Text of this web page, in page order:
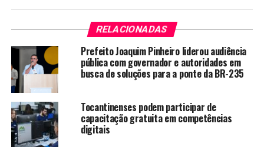
RELACIONADAS
Prefeito Joaquim Pinheiro liderou audiência
pública com governador e autoridades em
busca de soluções para a ponte da BR-235
Tocantinenses podem participar de
capacitação gratuita em competências
digitais